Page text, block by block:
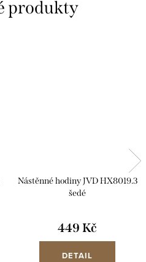
Nástěnné hodiny JVD HX8019.3
šedé
449 Kč
DETAIL